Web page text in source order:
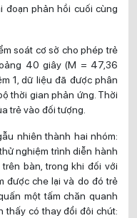
đoạn phản hồi cuối cùng
soát cơ sở cho phép trẻ
40 giây (M = 47,36
1, dữ liệu đã được phân
thời gian phản ứng. Thời
trẻ vào đối tượng.
nhiên thành hai nhóm:
nghiệm trình diễn hành
bàn, trong khi đối với
được che lại và do đó trẻ
một tấm chăn quanh
thấy có thay đổi đôi chút: